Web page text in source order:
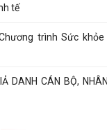
tế
trình Sức
DANH CÁN BỘ,
phân loại chất thải